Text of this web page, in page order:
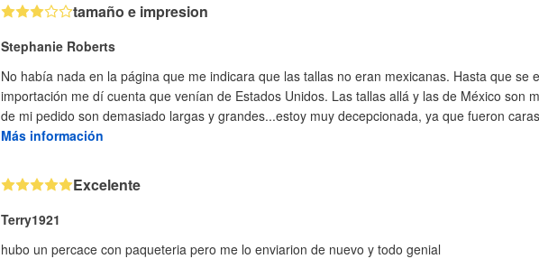
tamaño e impresion
Stephanie Roberts
No había nada en la página que me indicara que las tallas no eran mexicanas. Hasta que se
importación me dí cuenta que venían de Estados Unidos. Las tallas allá y las de México son
de mi pedido son demasiado largas y grandes...estoy muy decepcionada, ya que fueron
Más información
Excelente
Terry1921
hubo un percace con paqueteria pero me lo enviarion de nuevo y todo genial